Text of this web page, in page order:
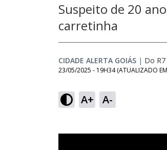
Suspeito de 20
carretinha
CIDADE ALERTA GOIÁS | Do R7
23/05/2025 - 19H34 (ATUALIZADO EM
A+ A-